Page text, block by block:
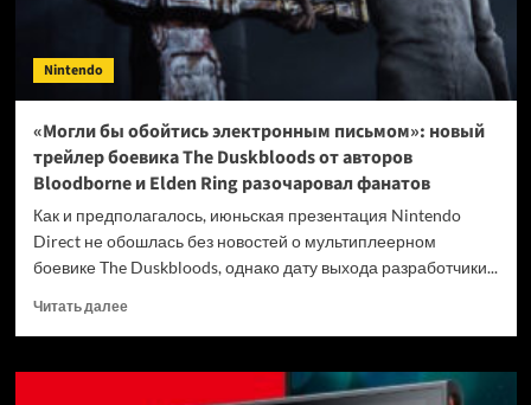
Nintendo
«Могли бы обойтись электронным письмом»: новый
трейлер боевика The Duskbloods от авторов
Bloodborne и Elden Ring разочаровал фанатов
Как и предполагалось, июньская презентация Nintendo
Direct не обошлась без новостей о мультиплеерном
боевике The Duskbloods, однако дату выхода разработчики...
Читать далееПрочитать
«Могли